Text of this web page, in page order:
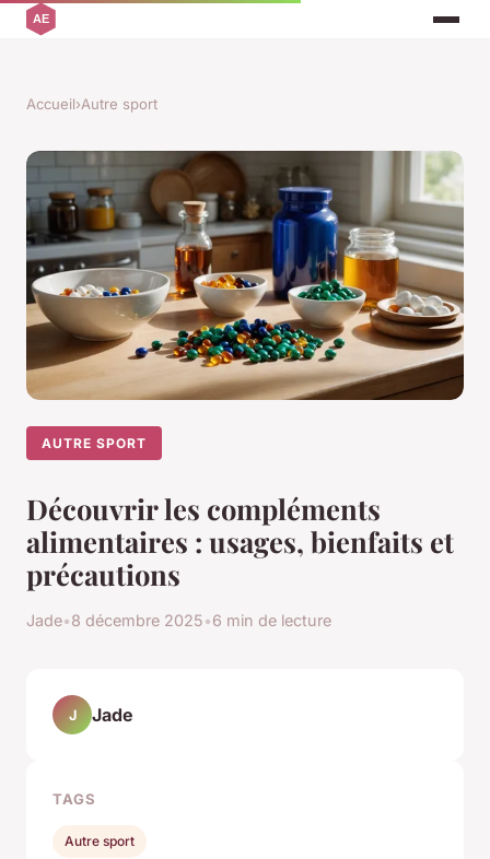
Accueil›Autre sport
AUTRE SPORT
Découvrir les compléments
alimentaires : usages, bienfaits et
précautions
Jade•8 décembre 2025•6 min de lecture
J Jade
TAGS
Autre sport